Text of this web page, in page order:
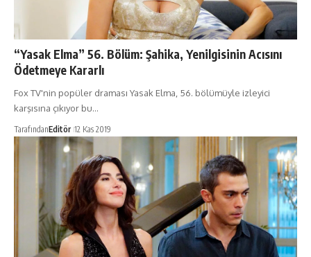
“Yasak Elma” 56. Bölüm: Şahika, Yenilgisinin Acısını
Ödetmeye Kararlı
Fox TV'nin popüler draması Yasak Elma, 56. bölümüyle izleyici
karşısına çıkıyor bu…
TarafındanEditör 12 Kas 2019